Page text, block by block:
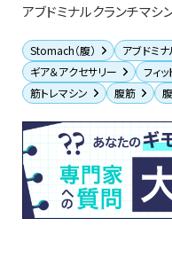
アブドミナルクランチマ
Stomach（腹） アブドミ
ギア＆アクセサリー
フィ
筋トレマシン
腹筋